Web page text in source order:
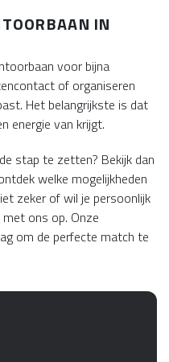
IN
voor bijna
of organiseren
Het belangrijkste is dat
energie van krijgt.
stap te zetten? Bekijk dan
welke mogelijkheden
zeker of wil je persoonlijk
met ons op. Onze
om de perfecte match te